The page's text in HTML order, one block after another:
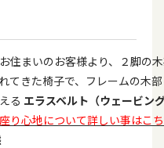
住まいのお客様より、２脚の
てきた椅子で、フレームの木
る エラスベルト（ウェービン
り心地について詳しい事はこ